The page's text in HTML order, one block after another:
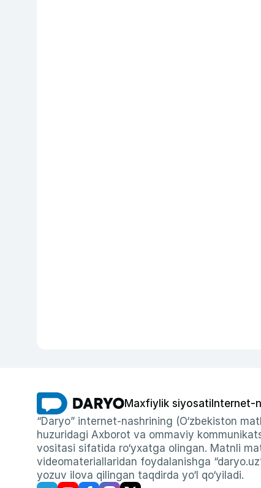
Maxfiylik siyosati Internet-
“Daryo” internet-nashrining (O‘zbekiston
huzuridagi Axborot va ommaviy
vositasi sifatida ro‘yxatga olingan. Matnli
videomateriallaridan foydalanishga
yozuv ilova qilingan taqdirda yo‘l qo‘yiladi.